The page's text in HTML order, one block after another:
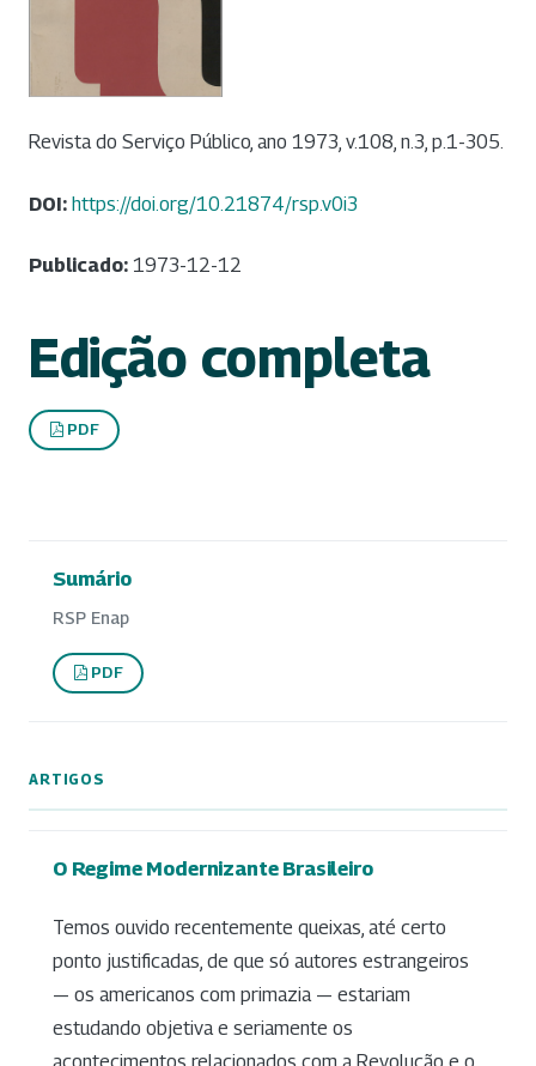
Revista do Serviço Público, ano 1973, v.108, n.3, p.1-305.
DOI: https://doi.org/10.21874/rsp.v0i3
Publicado: 1973-12-12
Edição completa
PDF
Sumário
RSP Enap
PDF
ARTIGOS
O Regime Modernizante Brasileiro
Temos ouvido recentemente queixas, até certo
ponto justificadas, de que só autores estrangeiros
— os americanos com primazia — estariam
estudando objetiva e seriamente os